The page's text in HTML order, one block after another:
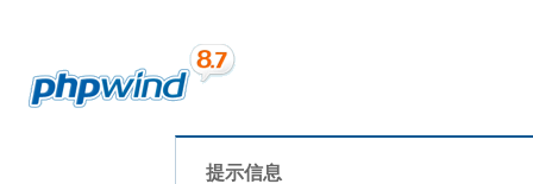
提示信息